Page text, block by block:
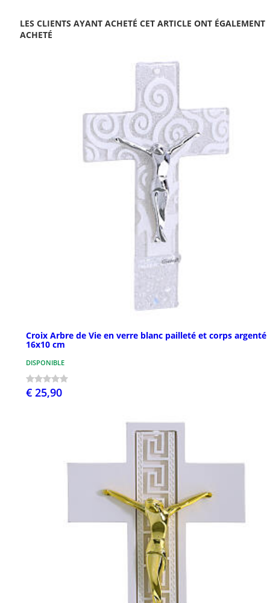
LES CLIENTS AYANT ACHETÉ CET ARTICLE ONT ÉGALEMENT
ACHETÉ
Croix Arbre de Vie en verre blanc pailleté et corps argenté
16x10 cm
DISPONIBLE
€ 25,90